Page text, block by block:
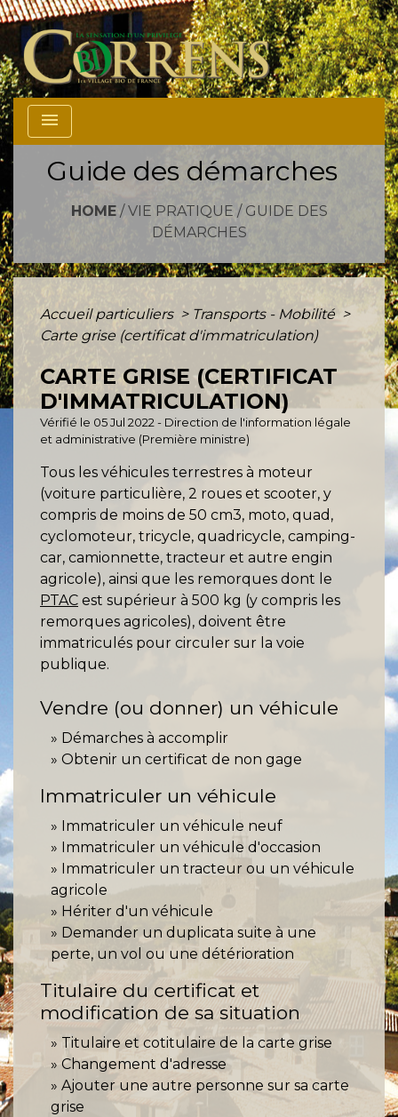
menu
Guide des démarches
HOME/ VIE PRATIQUE / GUIDE DES
DÉMARCHES
Accueil particuliers > Transports - Mobilité >
Carte grise (certificat d'immatriculation)
CARTE GRISE (CERTIFICAT
D'IMMATRICULATION)
Vérifié le 05 Jul 2022 - Direction de l'information légale
et administrative (Première ministre)
Tous les véhicules terrestres à moteur
(voiture particulière, 2 roues et scooter, y
compris de moins de 50 cm3, moto, quad,
cyclomoteur, tricycle, quadricycle, camping-
car, camionnette, tracteur et autre engin
agricole), ainsi que les remorques dont le
PTAC est supérieur à 500 kg (y compris les
remorques agricoles), doivent être
immatriculés pour circuler sur la voie
publique.
Vendre (ou donner) un véhicule
Démarches à accomplir
Obtenir un certificat de non gage
Immatriculer un véhicule
Immatriculer un véhicule neuf
Immatriculer un véhicule d'occasion
Immatriculer un tracteur ou un véhicule
agricole
Hériter d'un véhicule
Demander un duplicata suite à une
perte, un vol ou une détérioration
Titulaire du certificat et
modification de sa situation
Titulaire et cotitulaire de la carte grise
Changement d'adresse
Ajouter une autre personne sur sa carte
grise